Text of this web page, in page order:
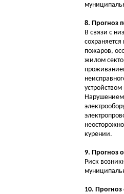
8. Прогноз
В связи с
пожаров,
жилом
Нарушением
курении.
9. Прогноз
Риск
10.